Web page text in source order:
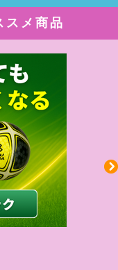
スメ商品